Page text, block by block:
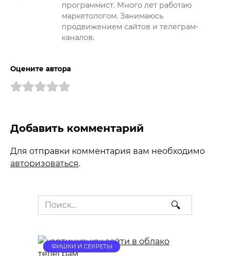
программист. Много лет работаю
маркетологом. Занимаюсь
продвижением сайтов и телеграм-
каналов.
Оцените автора
Добавить комментарий
Для отправки комментария вам необходимо
авторизоваться.
Search
for:
ФИШКИ И СЕКРЕТЫ